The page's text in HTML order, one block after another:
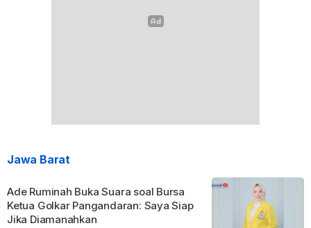
Jawa Barat
Ade Ruminah Buka Suara soal Bursa
Ketua Golkar Pangandaran: Saya Siap
Jika Diamanahkan